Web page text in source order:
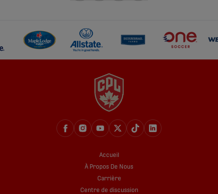
Accueil
À Propos De Nous
Carrière
Centre de discussion